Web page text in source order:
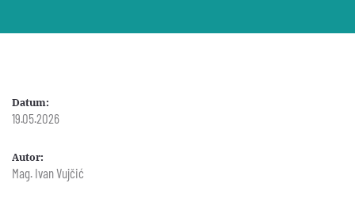
Datum:
19.05.2026
Autor:
Mag. Ivan Vujčić